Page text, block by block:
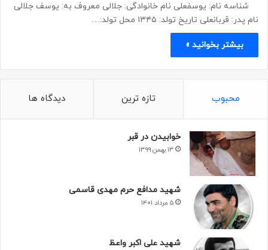
شناسه نام: یوسفعلی نام خانوادگی: جلالی معروف به: یوسف جلالی
نام پدر: قربانعلی تاریخ تولد: ۱۳۴۵ محل تولد:…
بیشتر بخوانید »
محبوب تازه ترین دیدگاه ها
خوابیدن در قبر
۱۳ بهمن ۱۳۹۹
شهید مدافع حرم مهدی قاسمی
۵ مرداد ۱۴۰۱
شهید علی اکبر واعظ